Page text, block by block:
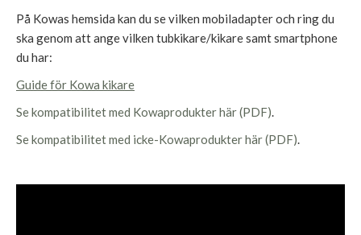
På Kowas hemsida kan du se vilken mobiladapter och ring du
ska genom att ange vilken tubkikare/kikare samt smartphone
du har:
Guide för Kowa kikare
Se kompatibilitet med Kowaprodukter här (PDF).
Se kompatibilitet med icke-Kowaprodukter här (PDF).